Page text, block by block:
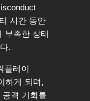
시간 동안
부족한 상태
.
플레이
하게 되며,
격 기회를